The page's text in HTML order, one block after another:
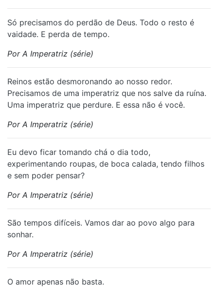
Só precisamos do perdão de Deus. Todo o resto é
vaidade. E perda de tempo.
Por A Imperatriz (série)
Reinos estão desmoronando ao nosso redor.
Precisamos de uma imperatriz que nos salve da ruína.
Uma imperatriz que perdure. E essa não é você.
Por A Imperatriz (série)
Eu devo ficar tomando chá o dia todo,
experimentando roupas, de boca calada, tendo filhos
e sem poder pensar?
Por A Imperatriz (série)
São tempos difíceis. Vamos dar ao povo algo para
sonhar.
Por A Imperatriz (série)
O amor apenas não basta.